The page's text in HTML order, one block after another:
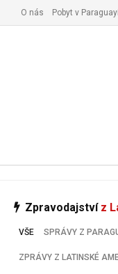
Vyřízení pobytu v
Zpravodajství z
VŠE SPRÁVY Z
ZPRÁVY Z LATINSKÉ
O nás Pobyt v Paraguayi